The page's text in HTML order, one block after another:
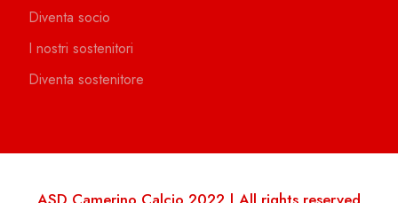
Diventa socio
I nostri sostenitori
Diventa sostenitore